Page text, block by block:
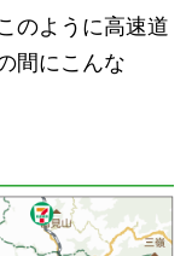
のように高速道
間にこんな